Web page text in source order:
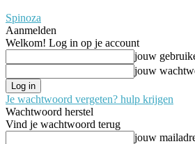
Spinoza
Aanmelden
Welkom! Log in op je account
jouw
jouw
Je wachtwoord vergeten? hulp krijgen
Wachtwoord herstel
Vind je wachtwoord terug
jouw